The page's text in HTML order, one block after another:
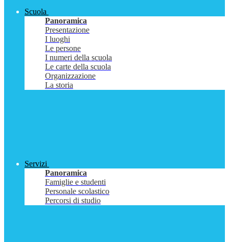
Scuola
Panoramica
Presentazione
I luoghi
Le persone
I numeri della scuola
Le carte della scuola
Organizzazione
La storia
Servizi
Panoramica
Famiglie e studenti
Personale scolastico
Percorsi di studio